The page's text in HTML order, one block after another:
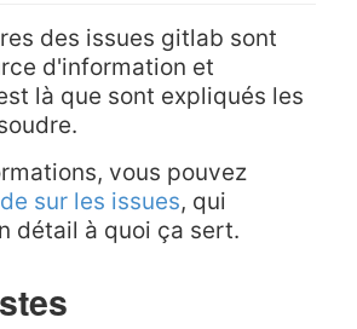
des issues gitlab sont
d'information et
là que sont expliqués les
vous pouvez
sur les issues, qui
détail à quoi ça sert.